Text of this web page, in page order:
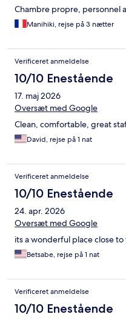
Chambre propre, personnel
Manihiki, rejse på 3 nætter
Verificeret anmeldelse
10/10 Enestående
17. maj 2026
Oversæt med Google
Clean, comfortable, great
David, rejse på 1 nat
Verificeret anmeldelse
10/10 Enestående
24. apr. 2026
Oversæt med Google
its a wonderful place close to
Betsabe, rejse på 1 nat
Verificeret anmeldelse
10/10 Enestående